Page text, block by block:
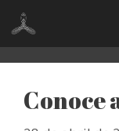
Saltar
contenido
Conoce